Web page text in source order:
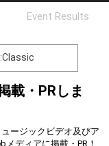
number of
positions
Rema
comments. Please
Event Results
載・PRしま
ージックビデオ及びア
ディアに掲載・PR！